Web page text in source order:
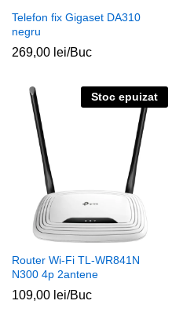
Telefon fix Gigaset DA310
negru
269,00 lei/Buc
Stoc epuizat
Router Wi-Fi TL-WR841N
N300 4p 2antene
109,00 lei/Buc